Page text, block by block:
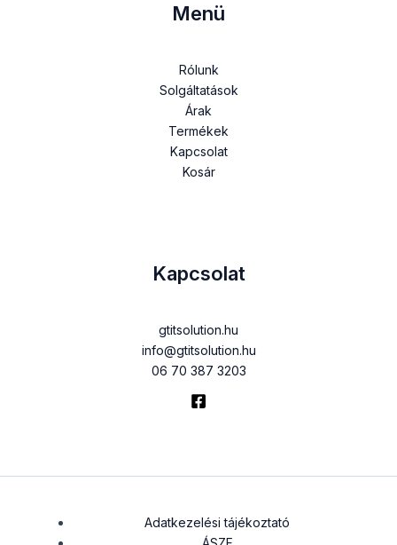
Menü
Rólunk
Solgáltatások
Árak
Termékek
Kapcsolat
Kosár
Kapcsolat
gtitsolution.hu
info@gtitsolution.hu
06 70 387 3203
Adatkezelési tájékoztató